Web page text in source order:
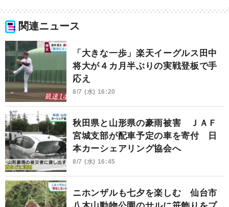
関連ニュース
「大きな一歩」楽天イーグルス田中
将大が４カ月半ぶりの実戦登板で手
応え
8/7 (水) 16:20
秋田県と山形県の豪雨被害 ＪＡＦ
宮城支部が配車予定の車を寄付 日
本カーシェアリング協会へ
8/7 (水) 16:45
ニホンザルも七夕を楽しむ 仙台市